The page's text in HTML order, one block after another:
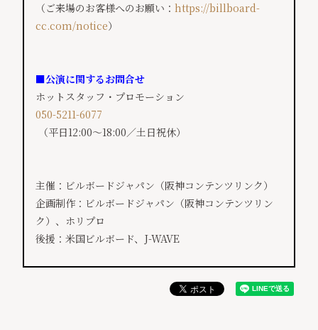
（ご来場のお客様へのお願い： https://billboard-
cc.com/notice）
■公演に関するお問合せ
ホットスタッフ・プロモーション
050-5211-6077
（平日12:00〜18:00／土日祝休）
主催：ビルボードジャパン（阪神コンテンツリンク）
企画制作：ビルボードジャパン（阪神コンテンツリン
ク）、ホリプロ
後援：米国ビルボード、J-WAVE